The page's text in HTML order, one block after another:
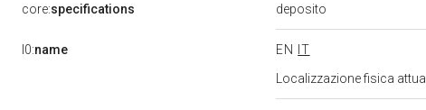
core:specifications deposito
l0:name EN
IT
Localizzazione fisica